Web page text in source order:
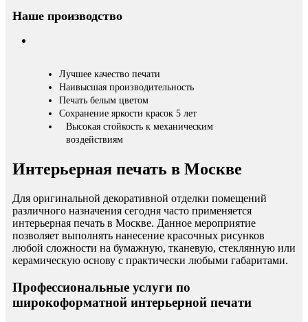
Наше производство
Лучшее качество печати
Наивысшая производительность
Печать белым цветом
Сохранение яркости красок 5 лет
Высокая стойкость к механическим
воздействиям
Интерьерная печать в Москве
Для оригинальной декоративной отделки помещений
различного назначения сегодня часто применяется
интерьерная печать в Москве. Данное мероприятие
позволяет выполнять нанесение красочных рисунков
любой сложности на бумажную, тканевую, стеклянную или
керамическую основу с практически любыми габаритами.
Профессиональные услуги по
широкоформатной интерьерной печати